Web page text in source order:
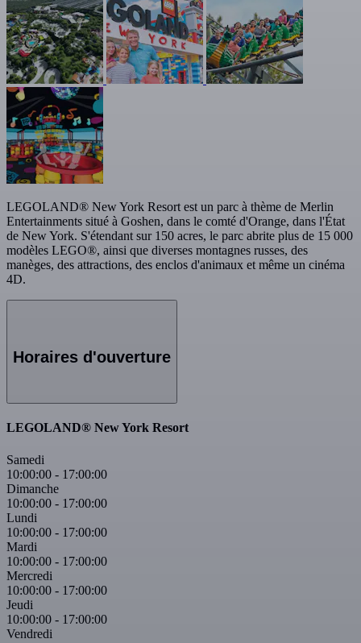
LEGOLAND® New York Resort est un parc à thème de Merlin
Entertainments situé à Goshen, dans le comté d'Orange, dans l'État
de New York. S'étendant sur 150 acres, le parc abrite plus de 15 000
modèles LEGO®, ainsi que diverses montagnes russes, des
manèges, des attractions, des enclos d'animaux et même un cinéma
4D.
Horaires d'ouverture
LEGOLAND® New York Resort
Samedi
10:00:00 - 17:00:00
Dimanche
10:00:00 - 17:00:00
Lundi
10:00:00 - 17:00:00
Mardi
10:00:00 - 17:00:00
Mercredi
10:00:00 - 17:00:00
Jeudi
10:00:00 - 17:00:00
Vendredi